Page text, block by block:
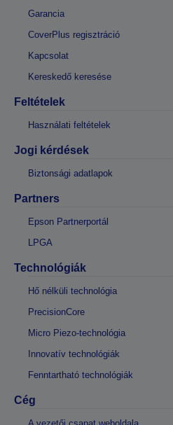
Garancia
CoverPlus regisztráció
Kapcsolat
Kereskedő keresése
Feltételek
Használati feltételek
Jogi kérdések
Biztonsági adatlapok
Partners
Epson Partnerportál
LPGA
Technológiák
Hő nélküli technológia
PrecisionCore
Micro Piezo-technológia
Innovatív technológiák
Fenntartható technológiák
Cég